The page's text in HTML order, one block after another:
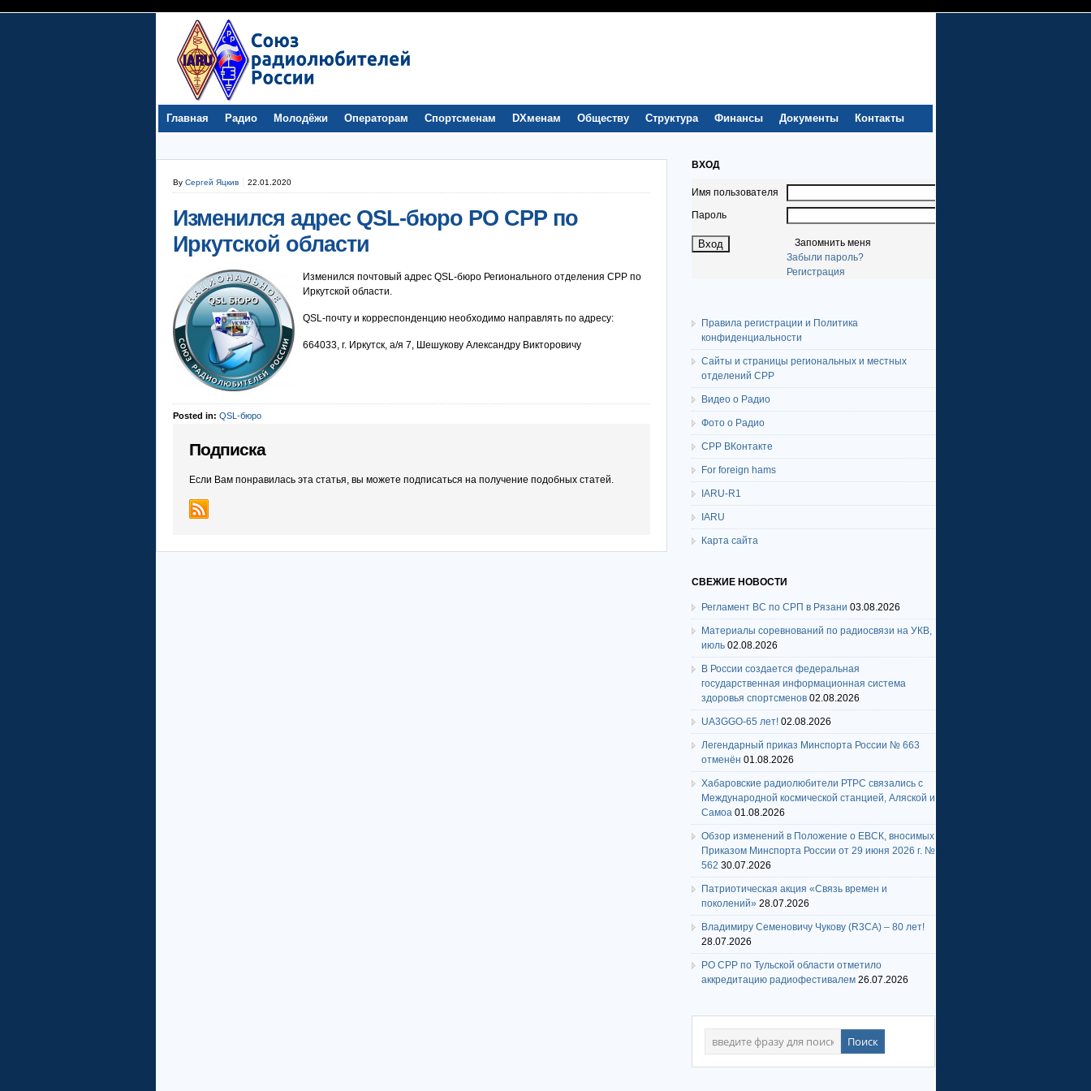
Главная Радио Молодёжи Операторам Спортсменам DXменам Обществу Структура Финансы Документы Контакты
By Сергей Яцкив 22.01.2020
Изменился адрес QSL-бюро РО СРР по
Иркутской области
Изменился почтовый адрес QSL-бюро Регионального отделения СРР по
Иркутской области.
QSL-почту и корреспонденцию необходимо направлять по адресу:
664033, г. Иркутск, а/я 7, Шешукову Александру Викторовичу
Posted in: QSL-бюро
Подписка
Если Вам понравилась эта статья, вы можете подписаться на получение подобных статей.
ВХОД
Имя пользователя
Пароль
Запомнить меня
Забыли пароль?
Регистрация
Правила регистрации и Политика
конфиденциальности
Сайты и страницы региональных и местных
отделений СРР
Видео о Радио
Фото о Радио
СРР ВКонтакте
For foreign hams
IARU-R1
IARU
Карта сайта
СВЕЖИЕ НОВОСТИ
Регламент ВС по СРП в Рязани 03.08.2026
Материалы соревнований по радиосвязи на УКВ,
июль 02.08.2026
В России создается федеральная
государственная информационная система
здоровья спортсменов 02.08.2026
UA3GGO-65 лет! 02.08.2026
Легендарный приказ Минспорта России № 663
отменён 01.08.2026
Хабаровские радиолюбители РТРС связались с
Международной космической станцией, Аляской и
Самоа 01.08.2026
Обзор изменений в Положение о ЕВСК, вносимых
Приказом Минспорта России от 29 июня 2026 г. №
562 30.07.2026
Патриотическая акция «Связь времен и
поколений» 28.07.2026
Владимиру Семеновичу Чукову (R3CA) – 80 лет!
28.07.2026
РО СРР по Тульской области отметило
аккредитацию радиофестивалем 26.07.2026